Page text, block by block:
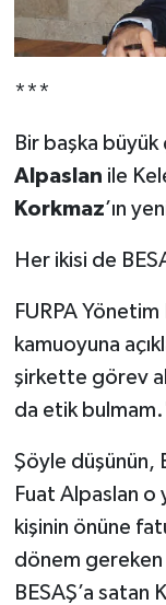
***
Bir başka
Alpaslan ile
Korkmaz’ın
Her ikisi de
FURPA Yönetim
kamuoyuna
şirkette görev
da etik
Şöyle düşünün,
Fuat Alpaslan
kişinin önüne
dönem
BESAŞ’a